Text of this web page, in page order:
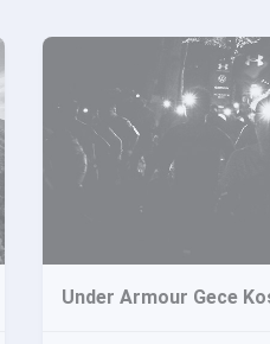
Under Armour Gece